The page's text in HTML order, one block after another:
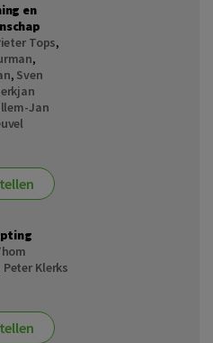
en
Tops,
,
, Sven
Jan
Peter Klerks